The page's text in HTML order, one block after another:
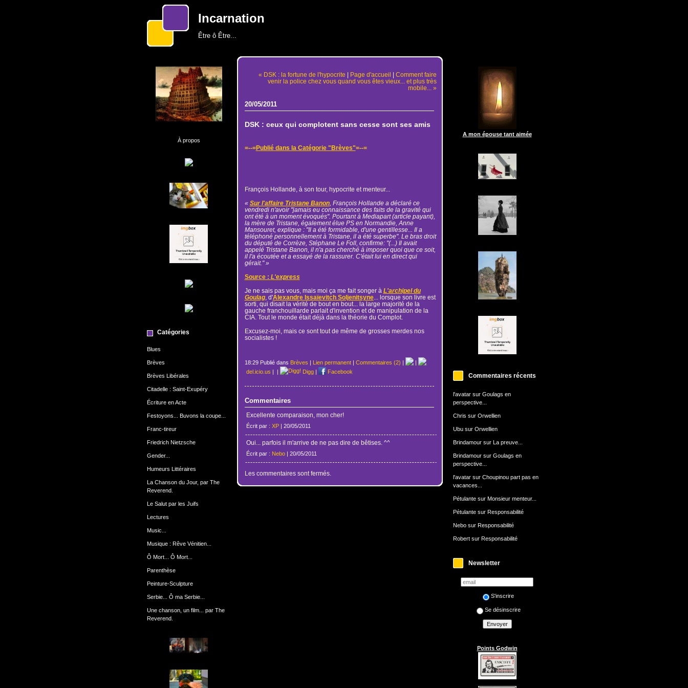
Incarnation
Être ô Être...
À propos
Catégories
Blues
Brèves
Brèves Libérales
Citadelle : Saint-Exupéry
Écriture en Acte
Festoyons... Buvons la coupe...
Franc-tireur
Friedrich Nietzsche
Gender...
Humeurs Littéraires
La Chanson du Jour, par The
Reverend.
Le Salut par les Juifs
Lectures
Music...
Musique : Rêve Vénitien...
Ô Mort... Ô Mort...
Parenthèse
Peinture-Sculpture
Serbie... Ô ma Serbie...
Une chanson, un film... par The
Reverend.
A mon épouse tant aimée
Commentaires récents
l'avatarsur Goulags en
perspective...
Chris sur Orwellien
Ubusur Orwellien
Brindamoursur La preuve...
Brindamoursur Goulags en
perspective...
l'avatarsur Choupinou part pas en
vacances...
Pétulantesur Monsieur menteur...
Pétulantesur Responsabilité
Nebosur Responsabilité
Robertsur Responsabilité
Newsletter
S'inscrire
Se désinscrire
Points Godwin
« DSK : la fortune de l'hypocrite | Page d'accueil | Comment faire
venir la police chez vous quand vous êtes vieux... et plus très
mobile... »
20/05/2011
DSK : ceux qui complotent sans cesse sont ses amis
=--=Publié dans la Catégorie "Brèves"=--=
François Hollande, à son tour, hypocrite et menteur...
« Sur l'affaire Tristane Banon, François Hollande a déclaré ce
vendredi n'avoir "jamais eu connaissance des faits de la gravité qui
ont été à un moment évoqués". Pourtant à Mediapart (article payant),
la mère de Tristane, également élue PS en Normandie, Anne
Mansouret, explique : "Il a été formidable, d'une gentillesse... Il a
téléphoné personnellement à Tristane, il a été superbe". Le bras droit
du député de Corrèze, Stéphane Le Foll, confirme: "(...) Il avait
appelé Tristane Banon, il n'a pas cherché à imposer quoi que ce soit,
il l'a écoutée et a essayé de la rassurer. C'était lui en direct qui
gérait." »
Source : L'express
Je ne sais pas vous, mais moi ça me fait songer à L'archipel du
Goulag, d'Alexandre Issaïevitch Soljenitsyne... lorsque son livre est
sorti, qui disait la vérité de bout en bout... la large majorité de la
gauche franchouillarde parlait d'invention et de manipulation de la
CIA. Tout le monde était déjà dans la théorie du Complot.
Excusez-moi, mais ce sont tout de même de grosses merdes nos
socialistes !
18:29 Publié dans Brèves | Lien permanent| Commentaires (2) |
|
del.icio.us | | Digg| Facebook
Commentaires
Excellente comparaison, mon cher!
Écrit par : XP| 20/05/2011
Oui... parfois il m'arrive de ne pas dire de bêtises. ^^
Écrit par : Nebo| 20/05/2011
Les commentaires sont fermés.